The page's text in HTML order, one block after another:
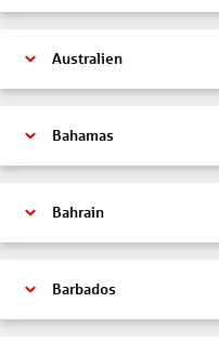
Australien
Bahamas
Bahrain
Barbados